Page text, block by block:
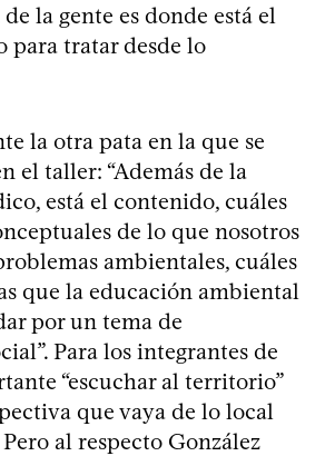
la gente es donde está el
tratar desde lo
la otra pata en la que se
el taller: “Además de la
está el contenido, cuáles
de lo que nosotros
ambientales, cuáles
que la educación ambiental
por un tema de
Para los integrantes de
“escuchar al territorio”
que vaya de lo local
al respecto González